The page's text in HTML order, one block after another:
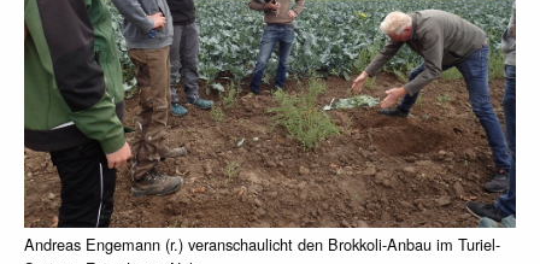
Andreas Engemann (r.) veranschaulicht den Brokkoli-Anbau im Turiel-